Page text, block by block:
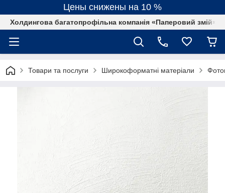
Цены снижены на 10 %
Холдингова багатопрофільна компанія «Паперовий змій»
Товари та послуги Широкоформатні матеріали